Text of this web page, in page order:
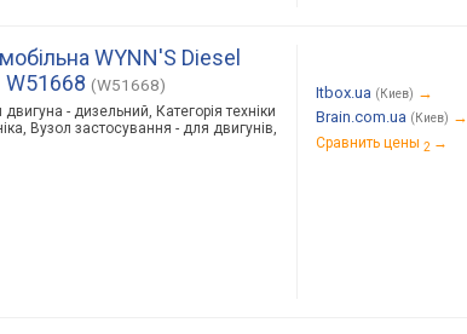
WYNN'S Diesel
(W51668)
- дизельний, Категорія техніки
Вузол застосування - для двигунів,
Itbox.ua (Киев) →
Brain.com.ua (Киев) →
Сравнить цены 2 →